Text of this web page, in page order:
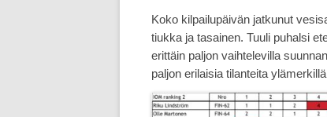
Koko kilpailupäivän jatkunut
tiukka ja tasainen. Tuuli puhalsi
erittäin paljon vaihtelevilla
paljon erilaisia tilanteita